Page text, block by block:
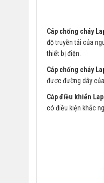
Cáp chống cháy
độ truyền tải của
thiết bị điện.
Cáp chống cháy
được đường dây
Cáp điều khiển
có điều kiện khắc